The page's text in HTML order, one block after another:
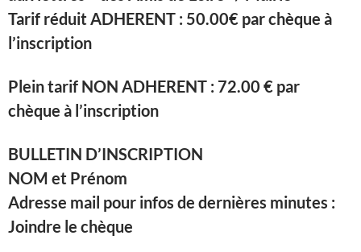
Tarif réduit ADHERENT : 50.00€ par chèque à
l’inscription
Plein tarif NON ADHERENT : 72.00 € par
chèque à l’inscription
BULLETIN D’INSCRIPTION
NOM et Prénom
Adresse mail pour infos de dernières minutes :
Joindre le chèque